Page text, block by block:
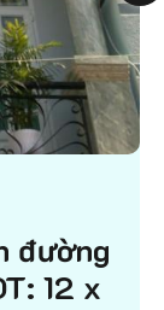
đường
12 x